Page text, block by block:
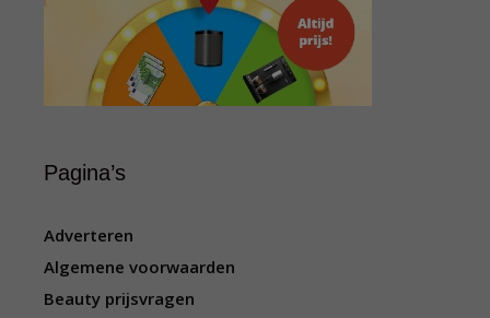
Pagina’s
Adverteren
Algemene voorwaarden
Beauty prijsvragen